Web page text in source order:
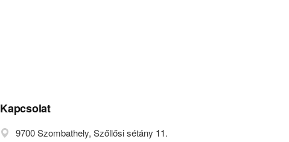
Kapcsolat
9700 Szombathely, Szőllősi sétány 11.